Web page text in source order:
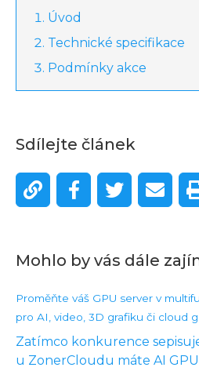
Úvod
Technické specifikace
Podmínky akce
Sdílejte článek
Mohlo by vás dále
Proměňte váš GPU server v
pro AI, video, 3D grafiku či cloud
Zatímco konkurence
u ZonerCloudu máte AI